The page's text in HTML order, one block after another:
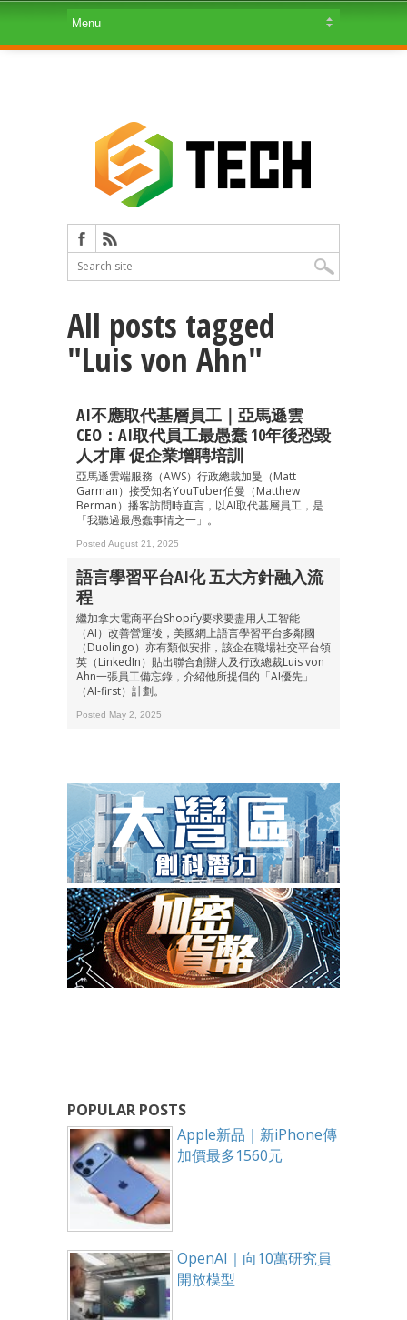
All posts tagged
"Luis von Ahn"
AI不應取代基層員工｜亞馬遜雲
CEO：AI取代員工最愚蠢 10年後恐毀
人才庫 促企業增聘培訓
亞馬遜雲端服務（AWS）行政總裁加曼（Matt
Garman）接受知名YouTuber伯曼（Matthew
Berman）播客訪問時直言，以AI取代基層員工，是
「我聽過最愚蠢事情之一」。
Posted August 21, 2025
語言學習平台AI化 五大方針融入流
程
繼加拿大電商平台Shopify要求要盡用人工智能
（AI）改善營運後，美國網上語言學習平台多鄰國
（Duolingo）亦有類似安排，該企在職場社交平台領
英（LinkedIn）貼出聯合創辦人及行政總裁Luis von
Ahn一張員工備忘錄，介紹他所提倡的「AI優先」
（AI-first）計劃。
Posted May 2, 2025
POPULAR POSTS
Apple新品｜新iPhone傳
加價最多1560元
OpenAI｜向10萬研究員
開放模型